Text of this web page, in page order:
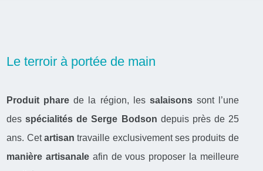
Le terroir à portée de main
Produit phare de la région, les salaisonssont l’une
desspécialités de Serge Bodson depuis près de 25
ans. Cetartisan travaille exclusivement ses produits de
manière artisanale afin de vous proposer la meilleure